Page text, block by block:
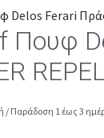
Πουφ
/ Παράδοση 1 έως 3